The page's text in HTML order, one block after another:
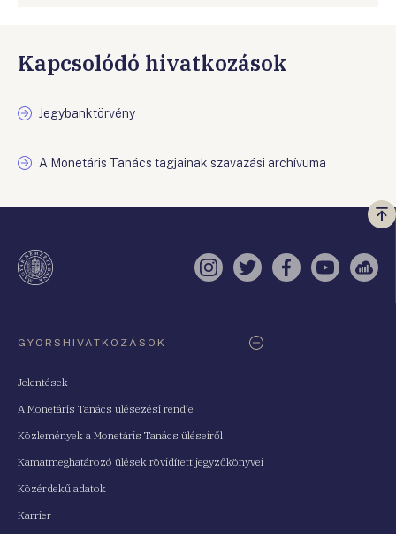
Kapcsolódó hivatkozások
Jegybanktörvény
A Monetáris Tanács tagjainak szavazási archívuma
a
Instagram
TwitterFacebook
YouTube
GYORSHIVATKOZÁSOK
Jelentések
A Monetáris Tanács ülésezési rendje
Közlemények a Monetáris Tanács üléseiről
Kamatmeghatározó ülések rövidített jegyzőkönyvei
Közérdekű adatok
Karrier